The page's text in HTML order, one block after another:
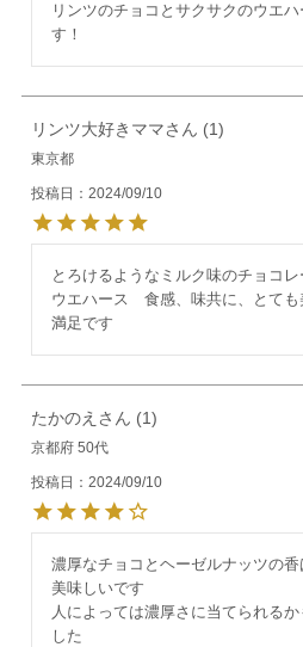
リンツのチョコとサクサクのウエ
す！
リンツ大好きママ 1
東京都
投稿日 2024/09/10
とろけるようなミルク味のチョコ
ウエハース　食感、味共に、とて
満足です
たかのえ 1
京都府 50代
投稿日 2024/09/10
濃厚なチョコとヘーゼルナッツの
美味しいです
人によっては濃厚さに当てられる
した